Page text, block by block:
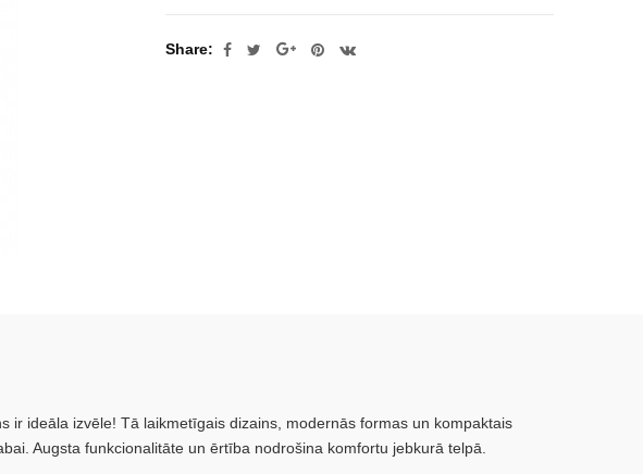
Share:
ideāla izvēle! Tā laikmetīgais dizains, modernās formas un kompaktais
Augsta funkcionalitāte un ērtība nodrošina komfortu jebkurā telpā.